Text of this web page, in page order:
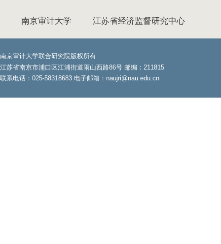
南京审计大学 江苏省经济监督研究中心
南京审计大学联合研究院版权所有
江苏省南京市浦口区江浦街道雨山西路86号 邮编：211815
联系电话：025-58318683 电子邮箱：naujri@nau.edu.cn